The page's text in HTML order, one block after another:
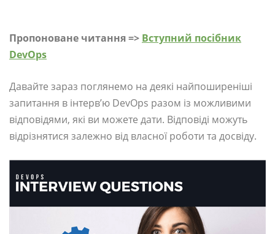
Пропоноване читання => Вступний посібник
DevOps
Давайте зараз поглянемо на деякі найпоширеніші
запитання в інтерв’ю DevOps разом із можливими
відповідями, які ви можете дати. Відповіді можуть
відрізнятися залежно від власної роботи та досвіду.